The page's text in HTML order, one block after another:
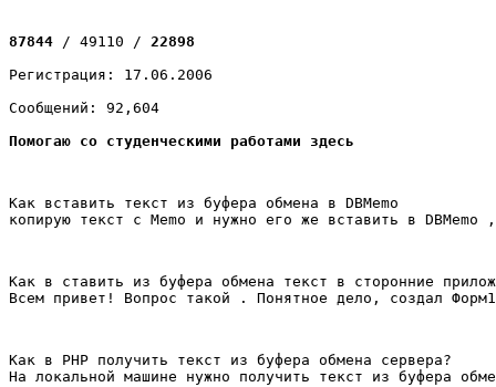
87844 / 49110 / 22898
Регистрация: 17.06.2006
Сообщений: 92,604
Помогаю со студенческими работами здесь
Как вставить текст из буфера обмена в DBMemo
копирую текст с Memo и нужно его же вставить в
Как в ставить из буфера обмена текст в сторонние
Всем привет! Вопрос такой . Понятное дело, создал
Как в PHP получить текст из буфера обмена сервера?
На локальной машине нужно получить текст из буфера